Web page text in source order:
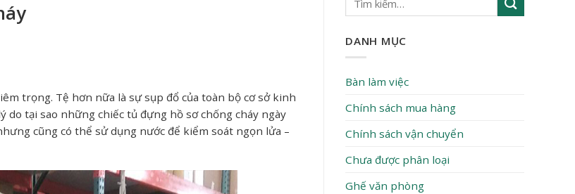
trọng. Tệ hơn nữa là sự sụp đổ của toàn bộ cơ sở kinh
tại sao những chiếc tủ đựng hồ sơ chống cháy ngày
cũng có thể sử dụng nước để kiểm soát ngọn lửa –
DANH MỤC
Bàn làm việc
Chính sách mua hàng
Chính sách vận chuyển
Chưa được phân loại
Ghế văn phòng